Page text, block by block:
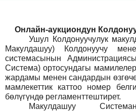
Онлайн-аукциондун
Ушул Колдонуучулук
Макулдашуу) Колдонуучу
системасынын
Система) ортосундагы
жардамы менен сандардын
мамлекеттик каттоо номер
бөлүгүндө регламенттештирет.
Макулдашуу